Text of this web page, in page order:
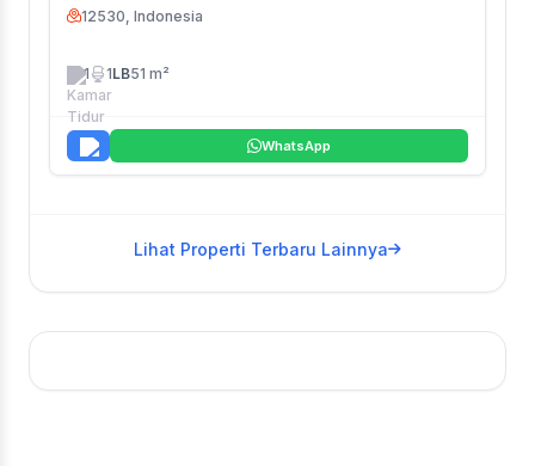
12530, Indonesia
1 1LB51 m²
WhatsApp
Lihat Properti Terbaru Lainnya